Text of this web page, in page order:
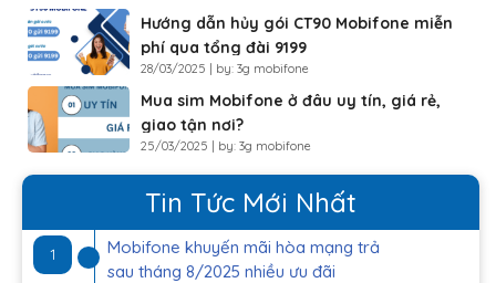
Hướng dẫn hủy gói CT90 Mobifone miễn
phí qua tổng đài 9199
28/03/2025 | by: 3g mobifone
Mua sim Mobifone ở đâu uy tín, giá rẻ,
giao tận nơi?
25/03/2025 | by: 3g mobifone
Tin Tức Mới Nhất
1
Mobifone khuyến mãi hòa mạng trả
sau tháng 8/2025 nhiều ưu đãi